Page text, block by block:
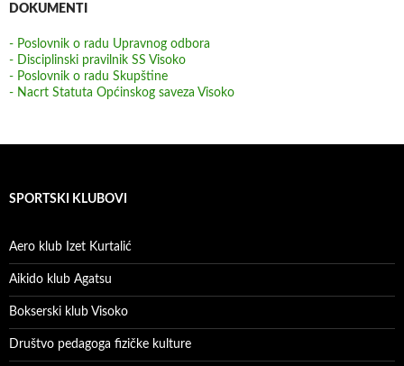
DOKUMENTI
- Poslovnik o radu Upravnog odbora
- Disciplinski pravilnik SS Visoko
- Poslovnik o radu Skupštine
- Nacrt Statuta Općinskog saveza Visoko
SPORTSKI KLUBOVI
Aero klub Izet Kurtalić
Aikido klub Agatsu
Bokserski klub Visoko
Društvo pedagoga fizičke kulture